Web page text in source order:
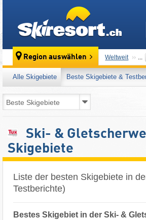
Region auswählen Weltweit ...
Alle Skigebiete Beste Skigebiete &
Ski- &
Skigebiete
Liste der besten Skigebiete in
Testberichte)
Bestes Skigebiet in der Ski- &